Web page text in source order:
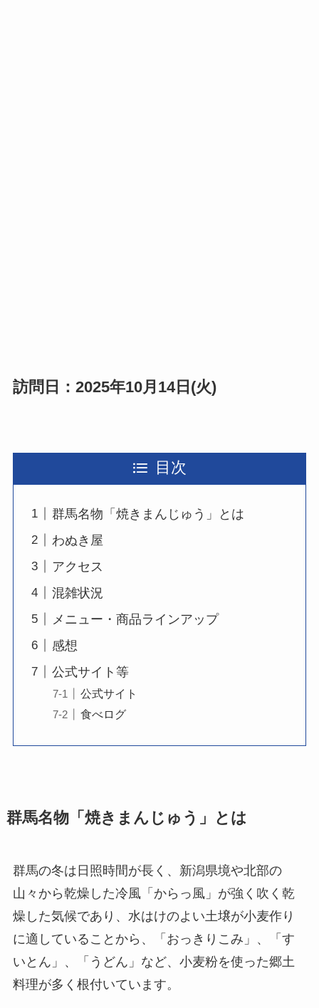
訪問日：2025年10月14日(火)
目次
群馬名物「焼きまんじゅう」とは
わぬき屋
アクセス
混雑状況
メニュー・商品ラインアップ
感想
公式サイト等
公式サイト
食べログ
群馬名物「焼きまんじゅう」とは
群馬の冬は日照時間が長く、新潟県境や北部の
山々から乾燥した冷風「からっ風」が強く吹く乾
燥した気候であり、水はけのよい土壌が小麦作り
に適していることから、「おっきりこみ」、「す
いとん」、「うどん」など、小麦粉を使った郷土
料理が多く根付いています。